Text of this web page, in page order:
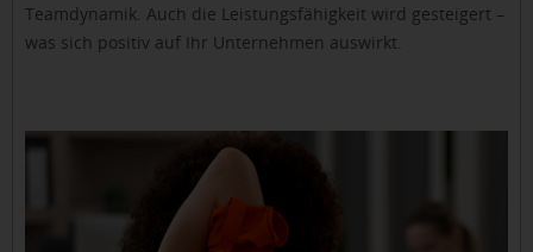
Teamdynamik. Auch die Leistungsfähigkeit wird gesteigert –
was sich positiv auf Ihr Unternehmen auswirkt.